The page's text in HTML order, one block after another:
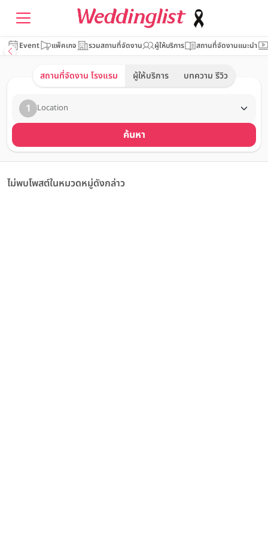
Event แพ็คเกจ รวมสถานที่จัดงาน ผู้ให้บริการ สถานที่จัดงานแนะนำ
สถานที่จัดงาน โรงแรม ผู้ให้บริการ บทความ รีวิว
1 Location
ค้นหา
ไม่พบโพสต์ในหมวดหมู่ดังกล่าว